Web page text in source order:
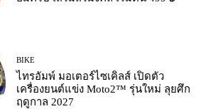
BIKE
ไทรอัมพ์ มอเตอร์ไซเคิลส์ เปิดตัว
เครื่องยนต์แข่ง Moto2™ รุ่นใหม่ ลุยศึก
ฤดูกาล 2027